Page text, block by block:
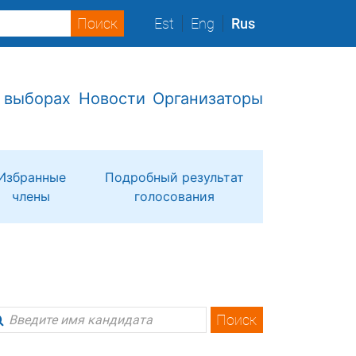
Est Eng Rus
Новости Организаторы
члены
Подробный результат
голосования
Поиск